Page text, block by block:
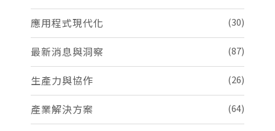
應用程式現代化 (30)
最新消息與洞察 (87)
生產力與協作 (26)
產業解決方案 (64)